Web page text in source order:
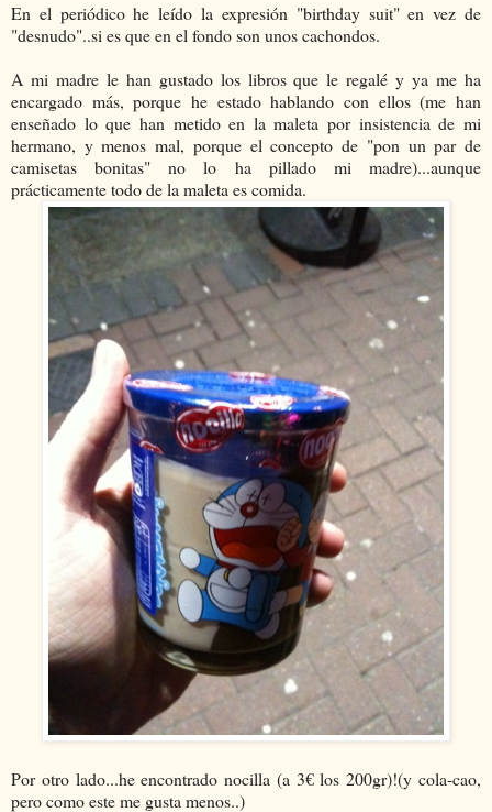
En el periódico he leído la expresión "birthday suit" en vez de
"desnudo"..si es que en el fondo son unos cachondos.
A mi madre le han gustado los libros que le regalé y ya me ha
encargado más, porque he estado hablando con ellos (me han
enseñado lo que han metido en la maleta por insistencia de mi
hermano, y menos mal, porque el concepto de "pon un par de
camisetas bonitas" no lo ha pillado mi madre)...aunque
prácticamente todo de la maleta es comida.
Por otro lado...he encontrado nocilla (a 3€ los 200gr)!(y cola-cao,
pero como este me gusta menos..)